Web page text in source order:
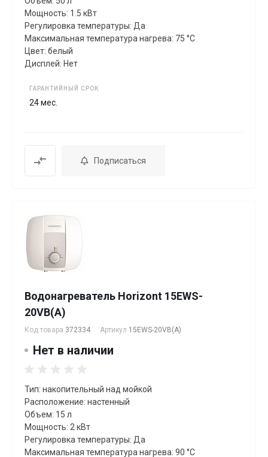
Мощность: 1.5 кВт
Регулировка температуры: Да
Максимальная температура нагрева: 75 °C
Цвет: белый
Дисплей: Нет
ГАРАНТИЙНЫЙ СРОК
24 мес.
Подписаться
Водонагреватель Horizont 15EWS-
20VB(A)
Код товара 372334 Артикул 15EWS-20VB(A)
Нет в наличии
Тип: накопительный над мойкой
Расположение: настенный
Объем: 15 л
Мощность: 2 кВт
Регулировка температуры: Да
Максимальная температура нагрева: 90 °C